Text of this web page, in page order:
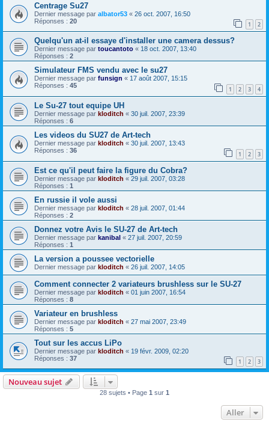
Centrage Su27
Dernier message par albator53 « 26 oct. 2007, 16:50
Réponses : 20 1 2
Quelqu'un at-il essaye d'installer une camera dessus?
Dernier message par toucantoto « 18 oct. 2007, 13:40
Réponses : 2
Simulateur FMS vendu avec le su27
Dernier message par funsign « 17 août 2007, 15:15
Réponses : 45 1 2 3 4
Le Su-27 tout equipe UH
Dernier message par kloditch « 30 juil. 2007, 23:39
Réponses : 6
Les videos du SU27 de Art-tech
Dernier message par kloditch « 30 juil. 2007, 13:43
Réponses : 36 1 2 3
Est ce qu'il peut faire la figure du Cobra?
Dernier message par kloditch « 29 juil. 2007, 03:28
Réponses : 1
En russie il vole aussi
Dernier message par kloditch « 28 juil. 2007, 01:44
Réponses : 2
Donnez votre Avis le SU-27 de Art-tech
Dernier message par kanibal « 27 juil. 2007, 20:59
Réponses : 1
La version a poussee vectorielle
Dernier message par kloditch « 26 juil. 2007, 14:05
Comment connecter 2 variateurs brushless sur le SU-27
Dernier message par kloditch « 01 juin 2007, 16:54
Réponses : 8
Variateur en brushless
Dernier message par kloditch « 27 mai 2007, 23:49
Réponses : 5
Tout sur les accus LiPo
Dernier message par kloditch « 19 févr. 2009, 02:20
Réponses : 37 1 2 3
Nouveau sujet
28 sujets • Page 1 sur 1
Aller